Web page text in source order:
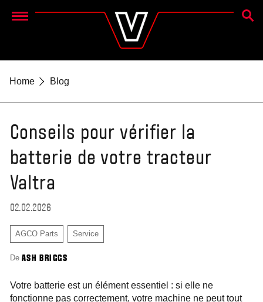
Menu
Home Blog
Conseils pour vérifier la
batterie de votre tracteur
Valtra
02.02.2026
AGCO Parts Service
De ASH BRIGGS
Votre batterie est un élément essentiel : si elle ne
fonctionne pas correctement, votre machine ne peut tout